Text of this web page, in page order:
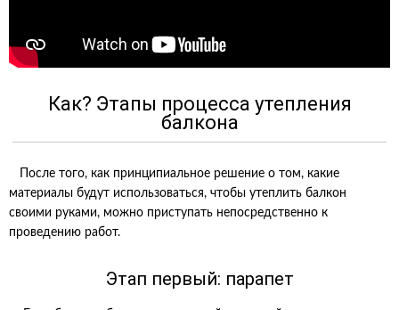
Как? Этапы процесса утепления
балкона
После того, как принципиальное решение о том, какие
материалы будут использоваться, чтобы утеплить балкон
своими руками, можно приступать непосредственно к
проведению работ.
Этап первый: парапет